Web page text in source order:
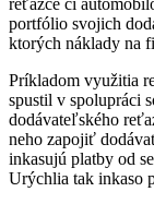
portfólio svojich
ktorých náklady na
Príkladom využitia
spustil v spolupráci
dodávateľského
neho zapojiť
inkasujú platby od
Urýchlia tak inkaso